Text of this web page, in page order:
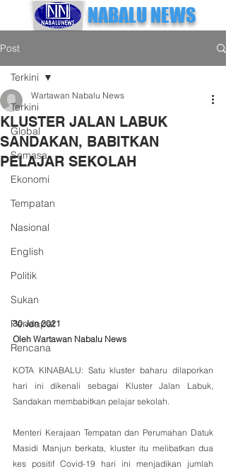
NABALU NEWS
Post
Terkini
Global
Semasa
Ekonomi
Tempatan
Nasional
English
Politik
Sukan
Pendapat
Rencana
Terkini
KLUSTER JALAN LABUK
SANDAKAN, BABITKAN
PELAJAR SEKOLAH
Wartawan Nabalu News
30 Jan 2021
Oleh Wartawan Nabalu News
KOTA KINABALU: Satu kluster baharu dilaporkan
hari ini dikenali sebagai Kluster Jalan Labuk,
Sandakan membabitkan pelajar sekolah.
Menteri Kerajaan Tempatan dan Perumahan Datuk
Masidi Manjun berkata, kluster itu melibatkan dua
kes positif Covid-19 hari ini menjadikan jumlah